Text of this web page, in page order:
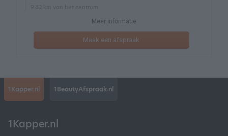
Meer informatie
Maak een afspraak
1Kapper.nl 1BeautyAfspraak.nl
1Kapper.nl